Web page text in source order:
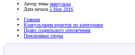
Автор темы машулька
Дата начала 5 Ноя 2016
Главная
Консультации юристов по категориям
Право социального обеспечения
Пенсионные споры